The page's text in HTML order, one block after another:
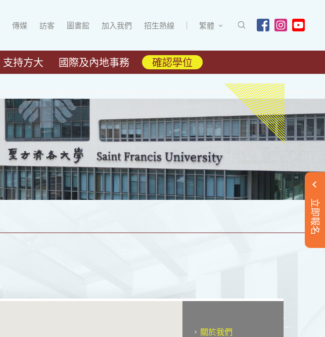
傳媒 訪客 圖書館 加入我們 招生熱線 繁體
支持方大 國際及內地事務 確認學位
立即報名
關於我們